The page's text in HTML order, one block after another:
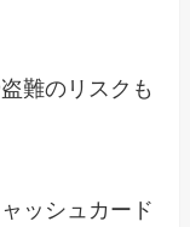
難のリスクも
ッシュカード